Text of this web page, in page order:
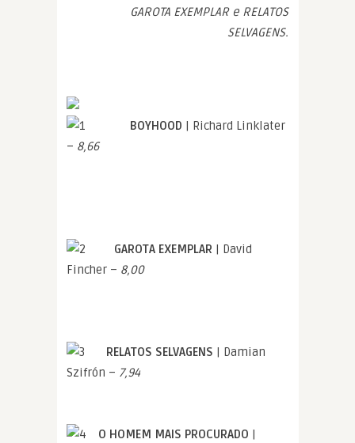
GAROTA EXEMPLAR e RELATOS
SELVAGENS.
BOYHOOD | Richard Linklater
– 8,66
GAROTA EXEMPLAR | David
Fincher – 8,00
RELATOS SELVAGENS | Damian
Szifrón – 7,94
O HOMEM MAIS PROCURADO